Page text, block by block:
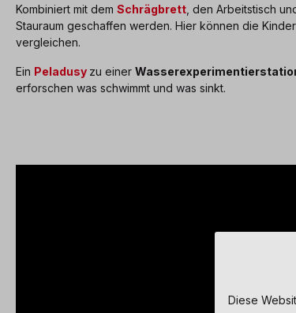
Kombiniert mit dem Schrägbrett , den Arbeitstisch
Stauraum geschaffen werden. Hier können die
vergleichen.
Ein Peladusy zu einer
erforschen was schwimmt und was sinkt.
Diese